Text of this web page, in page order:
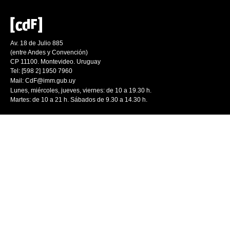
Av. 18 de Julio 885
(entre Andes y Convención)
CP 11100. Montevideo. Uruguay
Tel: [598 2] 1950 7960
Mail: CdF@imm.gub.uy
Lunes, miércoles, jueves, viernes: de 10 a 19.30 h.
Martes: de 10 a 21 h. Sábados de 9.30 a 14.30 h.